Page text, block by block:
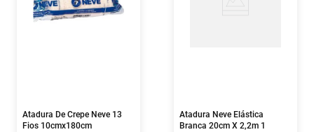
Atadura De Crepe Neve 13
Fios 10cmx180cm
Atadura Neve Elástica
Branca 20cm X 2,2m 1